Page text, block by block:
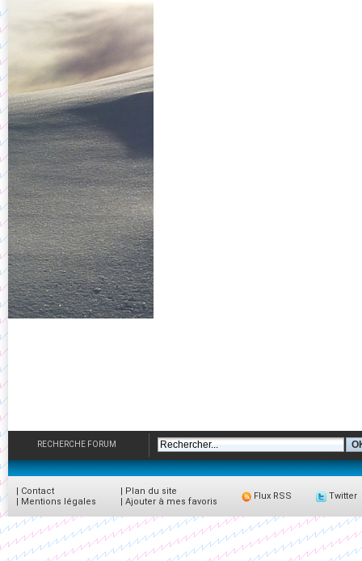
RECHERCHE FORUM
| Contact
| Mentions légales
| Plan du site
| Ajouter à mes favoris
Flux RSS Twitter